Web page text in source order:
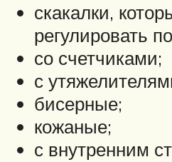
скакалки,
регулировать
со счетчиками;
с
бисерные;
кожаные;
с внутренним